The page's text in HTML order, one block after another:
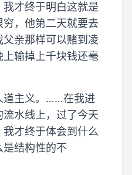
我才终于明白这就是
，他第二天就要去
父亲那样可以赌到凌
输掉上千块钱还毫
道主义。……在我进
水线上，过了今天
才终于体会到什么
结构性的不